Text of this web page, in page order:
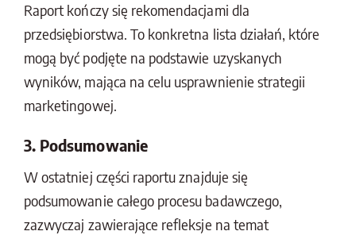
Raport kończy się rekomendacjami dla
przedsiębiorstwa. To konkretna lista działań, które
mogą być podjęte na podstawie uzyskanych
wyników, mająca na celu usprawnienie strategii
marketingowej.
3. Podsumowanie
W ostatniej części raportu znajduje się
podsumowanie całego procesu badawczego,
zazwyczaj zawierające refleksje na temat